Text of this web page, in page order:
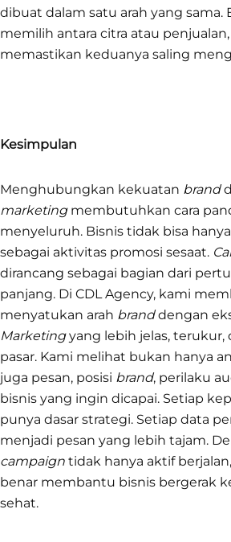
dibuat dalam satu arah yang sama.
memilih antara citra atau
memastikan keduanya saling
Kesimpulan
Menghubungkan kekuatan brand
marketingmembutuhkan cara
menyeluruh. Bisnis tidak bisa
sebagai aktivitas promosi sesaat.
dirancang sebagai bagian dari
panjang. Di CDL Agency, kami
menyatukan arah branddengan
Marketingyang lebih jelas, terukur,
pasar. Kami melihat bukan hanya
juga pesan, posisi brand, perilaku
bisnis yang ingin dicapai. Setiap
punya dasar strategi. Setiap data
menjadi pesan yang lebih tajam.
campaign tidak hanya aktif
benar membantu bisnis bergerak
sehat.